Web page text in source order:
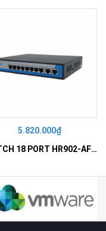
5.820.000₫
SWITCH 18 PORT HR902-AF162G-300 – Switch PoE 16 Cổng